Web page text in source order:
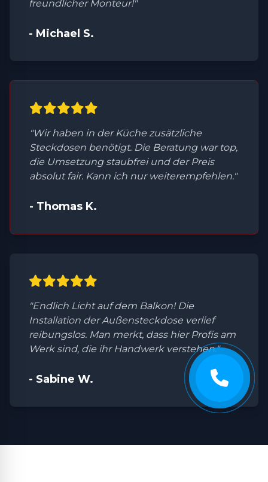
freundlicher Monteur!"
- Michael S.
"Wir haben in der Küche zusätzliche
Steckdosen benötigt. Die Beratung war top,
die Umsetzung staubfrei und der Preis
absolut fair. Kann ich nur weiterempfehlen."
- Thomas K.
"Endlich Licht auf dem Balkon! Die
Installation der Außensteckdose verlief
reibungslos. Man merkt, dass hier Profis am
Werk sind, die ihr Handwerk verstehen."
- Sabine W.